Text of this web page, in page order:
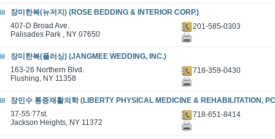
장미한복(뉴저지) (ROSE BEDDING & INTERIOR CORP.)
407-D Broad Ave.
Palisades Park , NY 07650
201-585-0303
장미한복(플러싱) (JANGMEE WEDDING, INC.)
163-26 Northern Blvd.
Flushing, NY 11358
718-359-0430
장민수 통증재활의학 (LIBERTY PHYSICAL MEDICINE & REHABILITATION,
37-55 77st.
Jackson Heights, NY 11372
718-651-8414